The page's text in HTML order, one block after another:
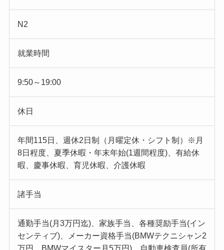
N2
就業時間
9:50～19:00
休日
年間115日、週休2日制（月曜定休・シフト制）※月
8日程度、夏季休暇・年末年始(1週間程度)、有給休
暇、慶事休暇、育児休暇、介護休暇
諸手当
通勤手当(月3万円迄)、家族手当、各種奨励手当(イン
センティブ)、メーカー資格手当(BMWテクニシャン2
万円、BMWマイスター月5万円)、自動車検査員(所有